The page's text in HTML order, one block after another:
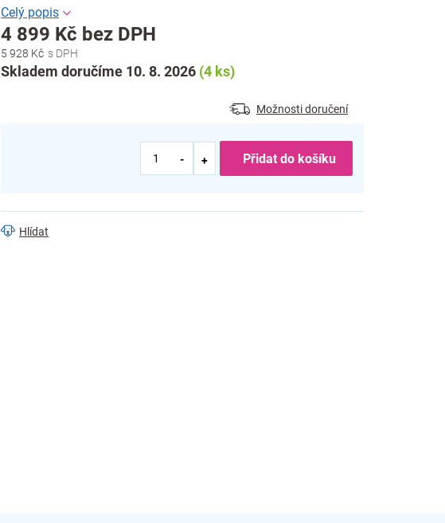
5 928 Kč
4 899 Kč bez DPH
Měrná
cena:
Skladem doručíme 10. 8. 2026 (4 ks)
Možnosti doručení
Přidat do košíku
Hlídat